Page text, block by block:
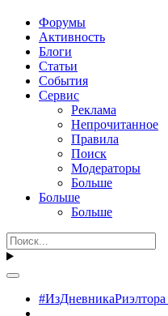
Форумы
Активность
Блоги
Статьи
События
Сервис
Реклама
Непрочитанное
Правила
Поиск
Модераторы
Больше
Больше
Больше
#ИзДневникаРиэлтора